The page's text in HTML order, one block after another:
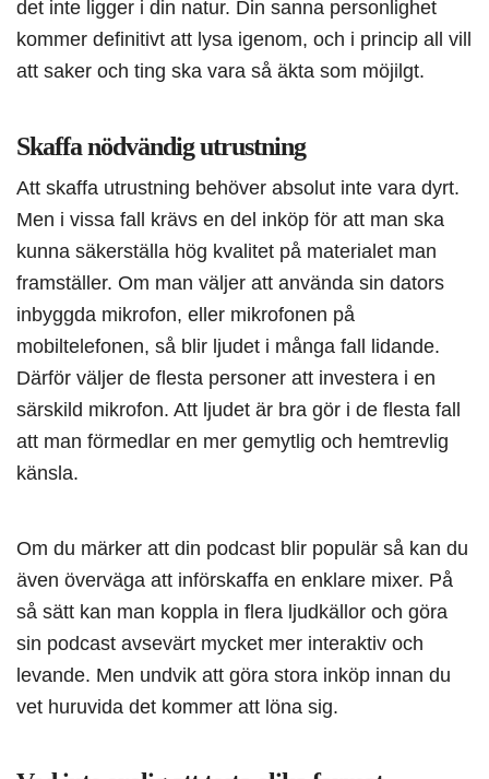
det inte ligger i din natur. Din sanna personlighet
kommer definitivt att lysa igenom, och i princip all vill
att saker och ting ska vara så äkta som möjilgt.
Skaffa nödvändig utrustning
Att skaffa utrustning behöver absolut inte vara dyrt.
Men i vissa fall krävs en del inköp för att man ska
kunna säkerställa hög kvalitet på materialet man
framställer. Om man väljer att använda sin dators
inbyggda mikrofon, eller mikrofonen på
mobiltelefonen, så blir ljudet i många fall lidande.
Därför väljer de flesta personer att investera i en
särskild mikrofon. Att ljudet är bra gör i de flesta fall
att man förmedlar en mer gemytlig och hemtrevlig
känsla.
Om du märker att din podcast blir populär så kan du
även överväga att införskaffa en enklare mixer. På
så sätt kan man koppla in flera ljudkällor och göra
sin podcast avsevärt mycket mer interaktiv och
levande. Men undvik att göra stora inköp innan du
vet huruvida det kommer att löna sig.